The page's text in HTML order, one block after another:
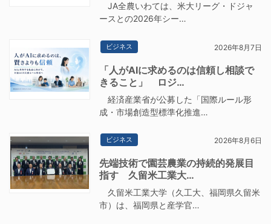
JA全農いわては、米大リーグ・ドジャ
ースとの2026年シー…
ビジネス 2026年8月7日
「人がAIに求めるのは信頼し相談で
きること」 ロジ…
経済産業省が公募した「国際ルール形
成・市場創造型標準化推進…
ビジネス 2026年8月6日
先端技術で園芸農業の持続的発展目
指す 久留米工業大…
久留米工業大学（久工大、福岡県久留米
市）は、福岡県と産学官…